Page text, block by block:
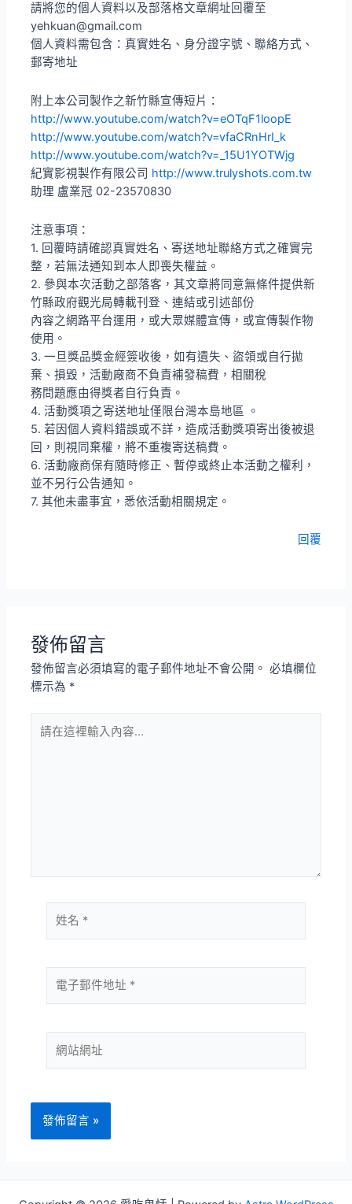
請將您的個人資料以及部落格文章網址回覆至
yehkuan@gmail.com
個人資料需包含：真實姓名、身分證字號、聯絡方式、
郵寄地址
附上本公司製作之新竹縣宣傳短片：
http://www.youtube.com/watch?v=eOTqF1loopE
http://www.youtube.com/watch?v=vfaCRnHrI_k
http://www.youtube.com/watch?v=_15U1YOTWjg
紀實影視製作有限公司 http://www.trulyshots.com.tw
助理 盧業冠 02-23570830
注意事項：
1. 回覆時請確認真實姓名、寄送地址聯絡方式之確實完
整，若無法通知到本人即喪失權益。
2. 參與本次活動之部落客，其文章將同意無條件提供新
竹縣政府觀光局轉載刊登、連結或引述部份
內容之網路平台運用，或大眾媒體宣傳，或宣傳製作物
使用。
3. 一旦獎品獎金經簽收後，如有遺失、盜領或自行拋
棄、損毀，活動廠商不負責補發稿費，相關稅
務問題應由得獎者自行負責。
4. 活動獎項之寄送地址僅限台灣本島地區 。
5. 若因個人資料錯誤或不詳，造成活動獎項寄出後被退
回，則視同棄權，將不重複寄送稿費。
6. 活動廠商保有隨時修正、暫停或終止本活動之權利，
並不另行公告通知。
7. 其他未盡事宜，悉依活動相關規定。
回覆
發佈留言
發佈留言必須填寫的電子郵件地址不會公開。 必填欄位
標示為 *
在
名
子
件
地
址
站